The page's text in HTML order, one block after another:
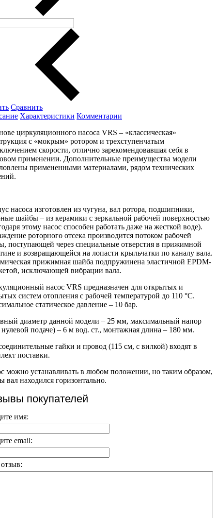
Сравнить
Характеристики Комментарии
циркуляционного насоса VRS – «классическая»
с «мокрым» ротором и трехступенчатым
скорости, отлично зарекомендовавшая себя в
применении. Дополнительные преимущества модели
примененными материалами, рядом технических
насоса изготовлен из чугуна, вал ротора, подшипники,
шайбы – из керамики с зеркальной рабочей поверхностью
этому насос способен работать даже на жесткой воде).
роторного отсека производится потоком рабочей
поступающей через специальные отверстия в прижимной
и возвращающейся на лопасти крыльчатки по каналу вала.
прижимная шайба подпружинена эластичной EPDM-
исключающей вибрации вала.
насос VRS предназначен для открытых и
систем отопления с рабочей температурой до 110 °C.
статическое давление – 10 бар.
диаметр данной модели – 25 мм, максимальный напор
подаче) – 6 м вод. ст., монтажная длина – 180 мм.
гайки и провод (115 см, с вилкой) входят в
поставки.
можно устанавливать в любом положении, но таким образом,
вал находился горизонтально.
покупателей
имя:
email: